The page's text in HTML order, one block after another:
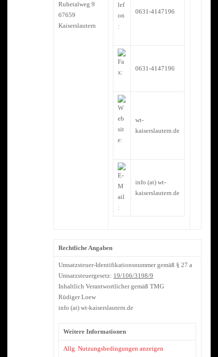
Ruhetalweg 9
67659
Kaiserslautern
0631-4147196
0631-4147196
wt-
kaiserslautern.de
info (at) wt-
kaiserslautern.de
Rechtliche Angaben
Umsatzsteuer-Identifikationsnummer gemäß § 27 a
Umsatzsteuergesetz: 19/106/3198/9
Inhaltlich Verantwortlicher gemäß TMG
Rüdiger Loew
info (at) wt-kaiserslautern.de
Weitere Informationen
Allg. Nutzungsbedingungen anzeigen